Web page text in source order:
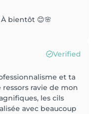
bientôt 😊🌸
Verified
et ta
ravie de mon
les cils
avec beaucoup